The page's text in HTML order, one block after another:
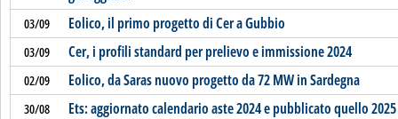
03/09 Eolico, il primo progetto di Cer a Gubbio
03/09 Cer, i profili standard per prelievo e immissione 2024
02/09 Eolico, da Saras nuovo progetto da 72 MW in Sardegna
30/08 Ets: aggiornato calendario aste 2024 e pubblicato quello 2025